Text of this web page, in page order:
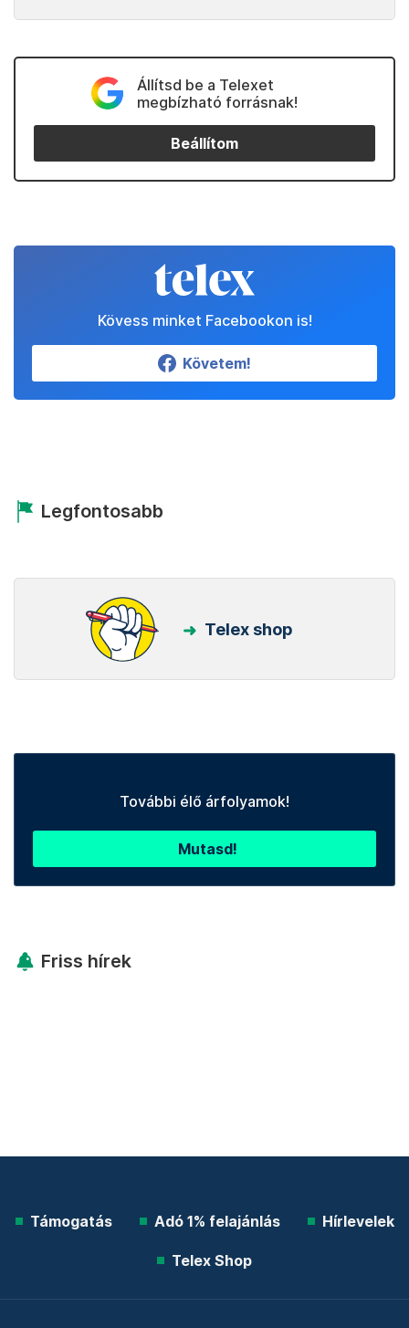
Állítsd be a Telexet
megbízható forrásnak!
Beállítom
Kövess minket Facebookon is!
Követem!
Legfontosabb
Telex shop
További élő árfolyamok!
Mutasd!
Friss hírek
Támogatás Adó 1% felajánlás Hírlevelek
Telex Shop